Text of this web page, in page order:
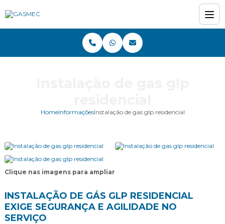
HomeInformaçõesInstalação de gas glp residencial
Clique nas imagens para ampliar
INSTALAÇÃO DE GÁS GLP RESIDENCIAL
EXIGE SEGURANÇA E AGILIDADE NO
SERVIÇO